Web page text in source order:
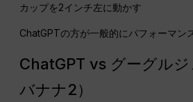
カップを2インチ左に動かす
ChatGPTの方が一般的にパフォーマン
ChatGPT vs グーグルジ
バナナ2）